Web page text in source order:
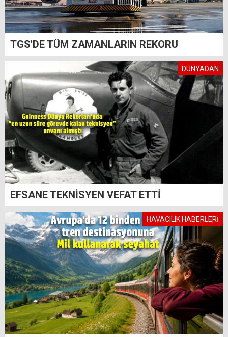
TGS'DE TÜM ZAMANLARIN REKORU
DÜNYADAN
EFSANE TEKNİSYEN VEFAT ETTİ
HAVACILIK HABERLERİ